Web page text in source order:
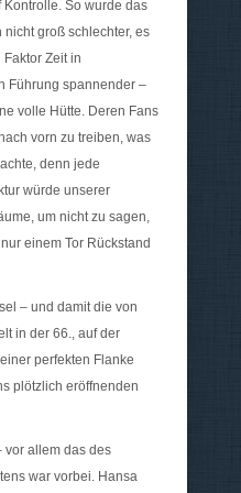
Kontrolle. So wurde das
groß schlechter, es
Zeit in
Führung spannender –
volle Hütte. Deren Fans
vorn zu treiben, was
denn jede
würde unserer
um nicht zu sagen,
einem Tor Rückstand
– und damit die von
in der 66., auf der
perfekten Flanke
plötzlich eröffnenden
vor allem das des
war vorbei. Hansa